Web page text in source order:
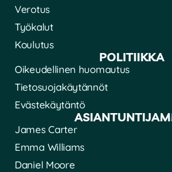
Verotus
Työkalut
Koulutus
POLITIIKKA
Oikeudellinen huomautus
Tietosuojakäytännöt
Evästekäytäntö
James Carter
Emma Williams
Daniel Moore